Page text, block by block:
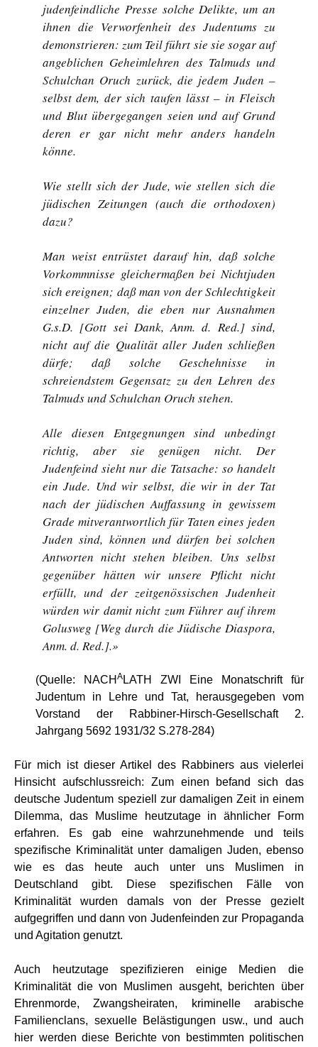
judenfeindliche Presse solche Delikte, um an
ihnen die Verworfenheit des Judentums zu
demonstrieren: zum Teil führt sie sie sogar auf
angeblichen Geheimlehren des Talmuds und
Schulchan Oruch zurück, die jedem Juden –
selbst dem, der sich taufen lässt – in Fleisch
und Blut übergegangen seien und auf Grund
deren er gar nicht mehr anders handeln
könne.
Wie stellt sich der Jude, wie stellen sich die
jüdischen Zeitungen (auch die orthodoxen)
dazu?
Man weist entrüstet darauf hin, daß solche
Vorkommnisse gleichermaßen bei Nichtjuden
sich ereignen; daß man von der Schlechtigkeit
einzelner Juden, die eben nur Ausnahmen
G.s.D. [Gott sei Dank, Anm. d. Red.] sind,
nicht auf die Qualität aller Juden schließen
dürfe; daß solche Geschehnisse in
schreiendstem Gegensatz zu den Lehren des
Talmuds und Schulchan Oruch stehen.
Alle diesen Entgegnungen sind unbedingt
richtig, aber sie genügen nicht. Der
Judenfeind sieht nur die Tatsache: so handelt
ein Jude. Und wir selbst, die wir in der Tat
nach der jüdischen Auffassung in gewissem
Grade mitverantwortlich für Taten eines jeden
Juden sind, können und dürfen bei solchen
Antworten nicht stehen bleiben. Uns selbst
gegenüber hätten wir unsere Pflicht nicht
erfüllt, und der zeitgenössischen Judenheit
würden wir damit nicht zum Führer auf ihrem
Golusweg [Weg durch die Jüdische Diaspora,
Anm. d. Red.].»
(Quelle: NACH A LATH ZWI
Eine Monatschrift für
Judentum in Lehre und Tat, herausgegeben vom
Vorstand der Rabbiner-Hirsch-Gesellschaft 2.
Jahrgang 5692 1931/32 S.278-284)
Für mich ist dieser Artikel des Rabbiners aus vielerlei
Hinsicht aufschlussreich: Zum einen befand sich das
deutsche Judentum speziell zur damaligen Zeit in einem
Dilemma, das Muslime heutzutage in ähnlicher Form
erfahren. Es gab eine wahrzunehmende und teils
spezifische Kriminalität unter damaligen Juden, ebenso
wie es das heute auch unter uns Muslimen in
Deutschland gibt. Diese spezifischen Fälle von
Kriminalität wurden damals von der Presse gezielt
aufgegriffen und dann von Judenfeinden zur Propaganda
und Agitation genutzt.
Auch heutzutage spezifizieren einige Medien die
Kriminalität die von Muslimen ausgeht, berichten über
Ehrenmorde, Zwangsheiraten, kriminelle arabische
Familienclans, sexuelle Belästigungen usw., und auch
hier werden diese Berichte von bestimmten politischen